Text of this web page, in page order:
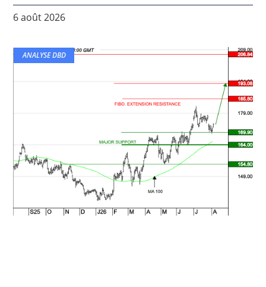
6 août 2026
ANALYSE DBD